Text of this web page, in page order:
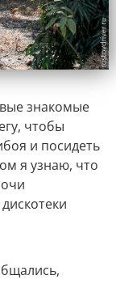
знакомые
чтобы
и посидеть
я узнаю, что